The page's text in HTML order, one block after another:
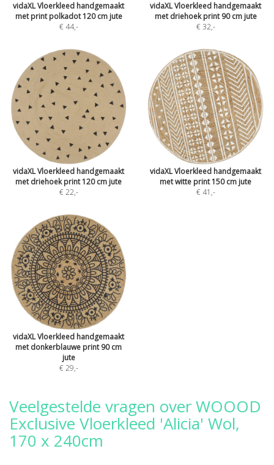
vidaXL Vloerkleed handgemaakt
met print polkadot 120 cm jute
€ 44,-
vidaXL Vloerkleed handgemaakt
met driehoek print 90 cm jute
€ 32,-
vidaXL Vloerkleed handgemaakt
met driehoek print 120 cm jute
€ 22,-
vidaXL Vloerkleed handgemaakt
met witte print 150 cm jute
€ 41 ,-
vidaXL Vloerkleed handgemaakt
met donkerblauwe print 90 cm
jute
€ 29,-
Veelgestelde vragen over WOOOD
Exclusive Vloerkleed 'Alicia' Wol,
170 x 240cm